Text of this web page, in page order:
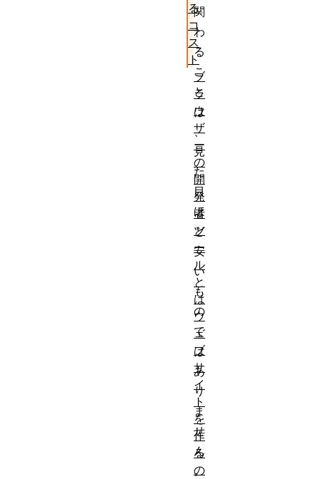
関
わ
る
こ
と
は
、
見
た
目
ほ
ど
安
い
も
の
で
は
あ
り
ま
せ
ん
。
る
コ
ス
ト
ブ
ラ
ウ
ザ
ー
の
開
発
者
ツ
ー
ル
と
は
ウ
ェ
ブ
サ
イ
ト
を
作
る
の